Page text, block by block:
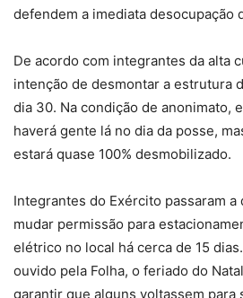
defendem a imediata desocupação
De acordo com integrantes da alta
intenção de desmontar a estrutura
dia 30. Na condição de anonimato,
haverá gente lá no dia da posse,
estará quase 100% desmobilizado.
Integrantes do Exército passaram a
mudar permissão para
elétrico no local há cerca de 15
ouvido pela Folha, o feriado do
garantir que alguns voltassem para